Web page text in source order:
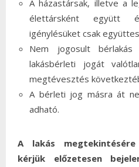
A házastársak, illetve a
élettársként együtt
igénylésüket csak
Nem jogosult
lakásbérleti jogát
megtévesztés
A bérleti jog másra át
adható.
A lakás
kérjük előzetesen